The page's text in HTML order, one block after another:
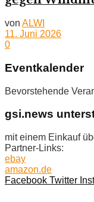
von ALWI
11. Juni 2026
0
Eventkalender
Bevorstehende
gsi.news
mit einem Einkauf
Partner-Links:
ebay
amazon.de
Facebook Twitter